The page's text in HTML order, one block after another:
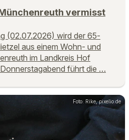
vermisst
(02.07.2026) wird der 65-
aus einem Wohn- und
im Landkreis Hof
führt die …
Foto: Rike, pixelio.de